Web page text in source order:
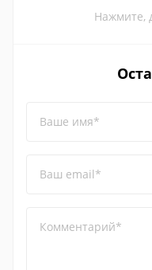
Нажмите,
Ваше имя*
Ваш email*
Комментарий*